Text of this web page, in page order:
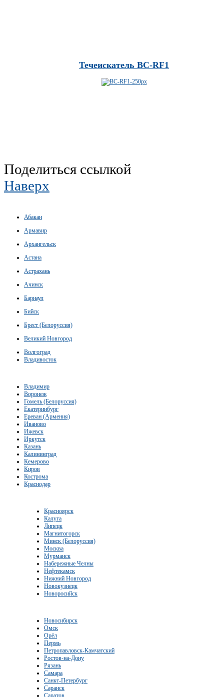
Течеискатель BC-RF1
Поделиться ссылкой
Наверх
Абакан
Армавир
Архангельск
Астана
Астрахань
Ачинск
Барнаул
Бийск
Брест (Белоруссия)
Великий Новгород
Волгоград
Владивосток
Владимир
Воронеж
Гомель (Белоруссия)
Екатеринбург
Ереван (Армения)
Иваново
Ижевск
Иркутск
Казань
Калининград
Кемерово
Киров
Кострома
Краснодар
Красноярск
Калуга
Липецк
Магнитогорск
Минск (Белоруссия)
Москва
Мурманск
Набережные Челны
Нефтекамск
Нижний Новгород
Новокузнецк
Новоросийск
Новосибирск
Омск
Орёл
Пермь
Петропавловск-Камчатский
Ростов-на-Дону
Рязань
Самара
Санкт-Петербург
Саранск
Саратов